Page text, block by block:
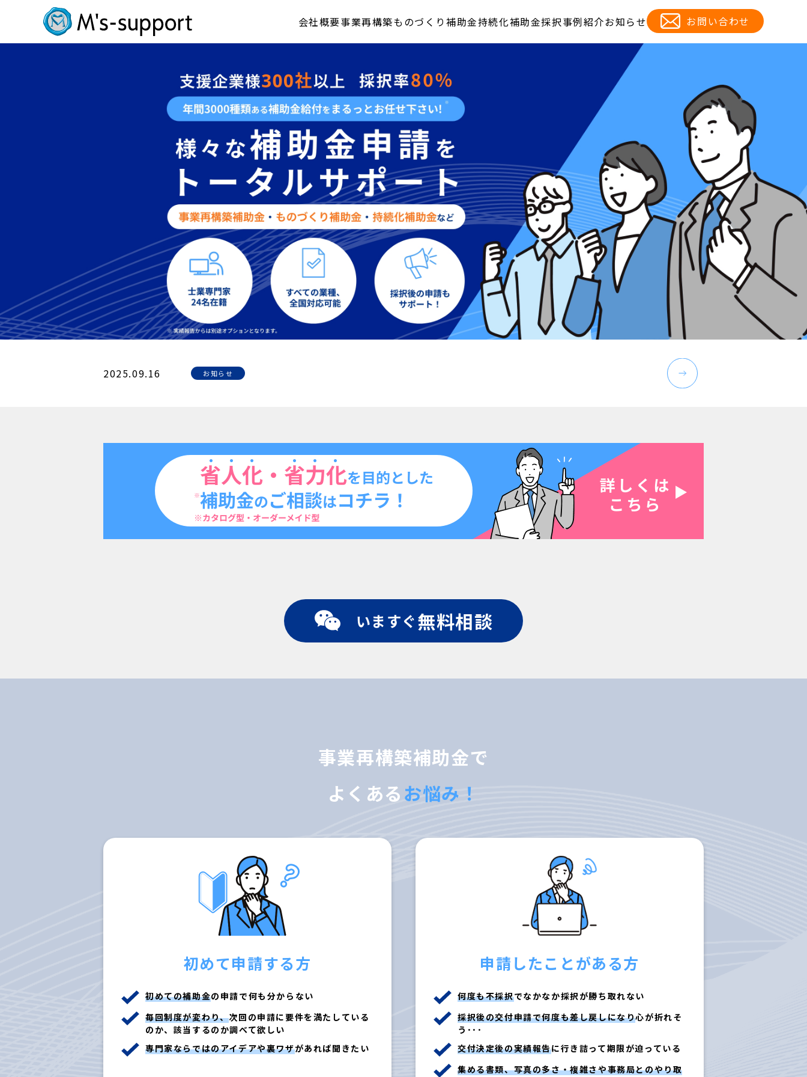
会社概要事業再構築ものづくり補助金持続化補助金採択事例紹介お知らせ お問い合わせ
2025.09.16 お知らせ
いますぐ無料相談
事業再構築補助金で
よくあるお悩み！
初めて申請する方
初めての補助金の申請で何も分からない
毎回制度が変わり、次回の申請に要件を満たしている
のか、該当するのか調べて欲しい
専門家ならではのアイデアや裏ワザがあれば聞きたい
申請したことがある方
何度も不採択でなかなか採択が勝ち取れない
採択後の交付申請で何度も差し戻しになり心が折れそ
う･･･
交付決定後の実績報告に行き詰って期限が迫っている
集める書類、写真の多さ・複雑さや事務局とのやり取